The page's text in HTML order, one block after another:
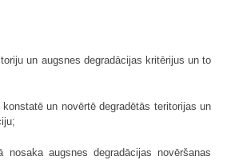
un augsnes degradācijas kritērijus un to
un novērtē degradētās teritorijas un
nosaka augsnes degradācijas novēršanas